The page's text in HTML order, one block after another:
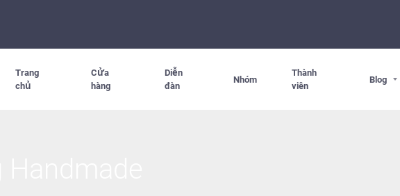
Trang
chủ
Cửa
hàng
Diễn
đàn
Nhóm
Thành
viên
Blog